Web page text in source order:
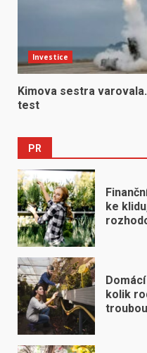
Investice
Kimova sestra
test
PR
ke
kolik
troubou